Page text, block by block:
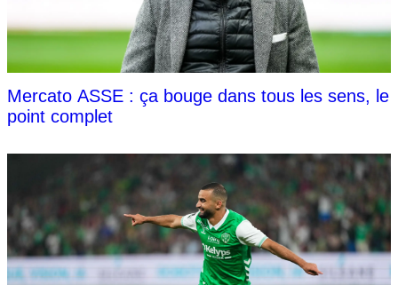
Mercato ASSE : ça bouge dans tous les sens, le
point complet